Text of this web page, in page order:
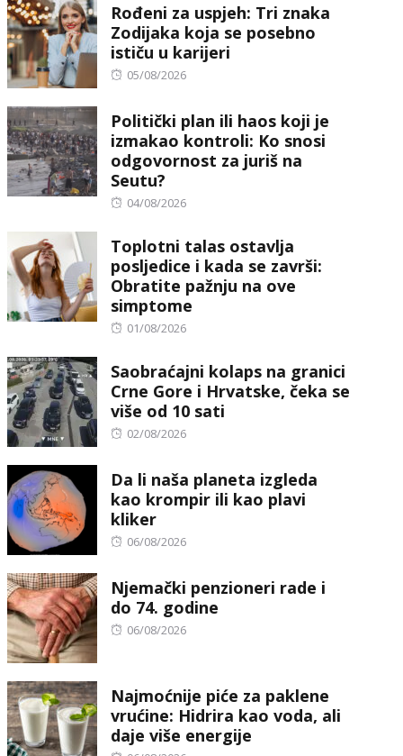
Rođeni za uspjeh: Tri znaka
Zodijaka koja se posebno
ističu u karijeri
Posted
05/08/2026
Politički plan ili haos koji je
izmakao kontroli: Ko snosi
odgovornost za juriš na
Seutu?
Posted
04/08/2026
Toplotni talas ostavlja
posljedice i kada se završi:
Obratite pažnju na ove
simptome
Posted
01/08/2026
Saobraćajni kolaps na granici
Crne Gore i Hrvatske, čeka se
više od 10 sati
Posted
02/08/2026
Da li naša planeta izgleda
kao krompir ili kao plavi
kliker
Posted
06/08/2026
Njemački penzioneri rade i
do 74. godine
Posted
06/08/2026
Najmoćnije piće za paklene
vrućine: Hidrira kao voda, ali
daje više energije